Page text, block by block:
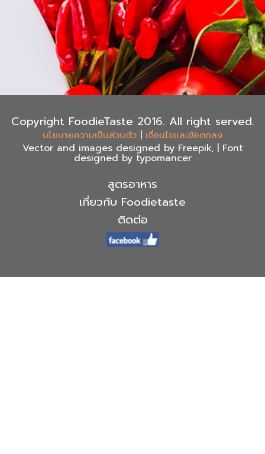
Copyright FoodieTaste 2016. All right served.
นโยบายความเป็นส่วนตัว | เงื่อนไขและข้อตกลง
Vector and images designed by Freepik, | Font
designed by typomancer
สูตรอาหาร
เกี่ยวกับ Foodietaste
ติดต่อ